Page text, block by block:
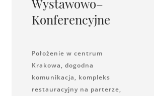
Wystawowo–
Konferencyjne
Położenie w centrum
Krakowa, dogodna
komunikacja, kompleks
restauracyjny na parterze,